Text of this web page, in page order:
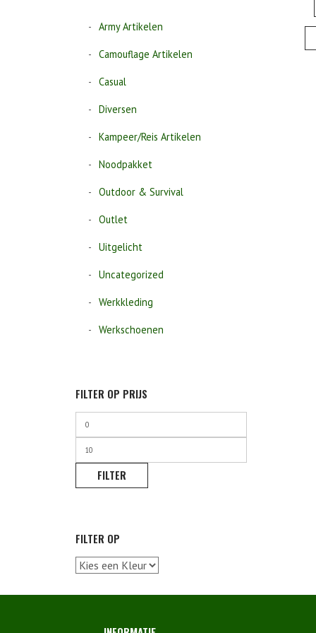
Army Artikelen
Camouflage Artikelen
Casual
Diversen
Kampeer/Reis Artikelen
Noodpakket
Outdoor & Survival
Outlet
Uitgelicht
Uncategorized
Werkkleding
Werkschoenen
FILTER OP PRIJS
Min.
Max.
FILTER
FILTER OP